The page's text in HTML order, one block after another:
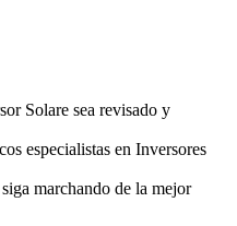
Solare sea revisado y
especialistas en Inversores
marchando de la mejor